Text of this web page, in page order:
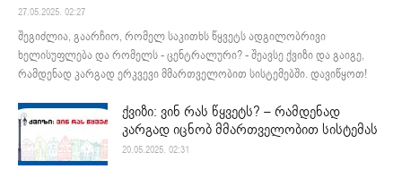
27.05.2025. 02:27
შეგიძლია, გაარჩიო, რომელ საკითხს წყვეტს ადგილობრივი
ხელისუფლება და რომელს - ცენტრალური? - შეავსე ქვიზი და გაიგე,
რამდენად კარგად ერკვევი მმართველობით სისტემებში. დავიწყოთ!
ქვიზი: ვინ რას წყვეტს? – რამდენად
კარგად იცნობ მმართველობით სისტემას
20.05.2025. 02:31